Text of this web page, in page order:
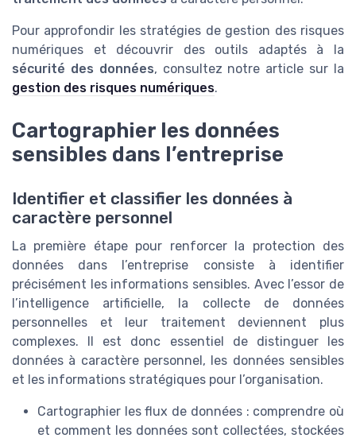
Pour approfondir les stratégies de gestion des risques
numériques et découvrir des outils adaptés à la
sécurité des données, consultez notre article sur la
gestion des risques numériques.
Cartographier les données
sensibles dans l’entreprise
Identifier et classifier les données à
caractère personnel
La première étape pour renforcer la protection des
données dans l’entreprise consiste à identifier
précisément les informations sensibles. Avec l’essor de
l’intelligence artificielle, la collecte de données
personnelles et leur traitement deviennent plus
complexes. Il est donc essentiel de distinguer les
données à caractère personnel, les données sensibles
et les informations stratégiques pour l’organisation.
Cartographier les flux de données : comprendre où
et comment les données sont collectées, stockées